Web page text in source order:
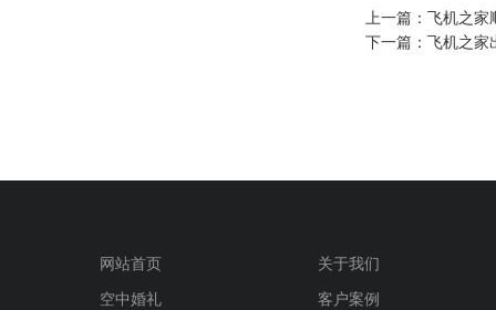
上一篇： 飞机之家
下一篇： 飞机之家
网站首页
关于我们
空中婚礼
客户案例